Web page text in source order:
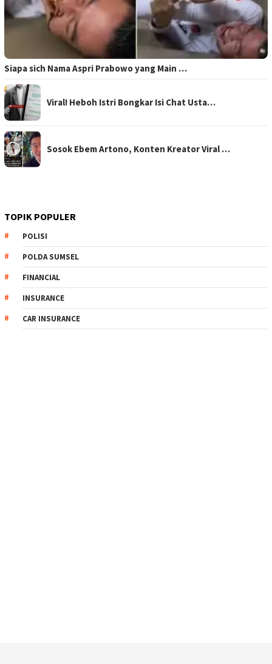
Siapa sich Nama Aspri Prabowo yang Main …
Viral! Heboh Istri Bongkar Isi Chat Usta…
Sosok Ebem Artono, Konten Kreator Viral …
TOPIK POPULER
POLISI
POLDA SUMSEL
FINANCIAL
INSURANCE
CAR INSURANCE